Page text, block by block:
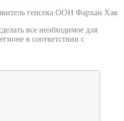
генсека ООН Фархан Хак
все необходимое для
в соответствии с